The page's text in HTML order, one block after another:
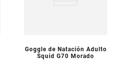
VISTA PREVIA
Goggle de Natación Adulto
Squid G70 Morado